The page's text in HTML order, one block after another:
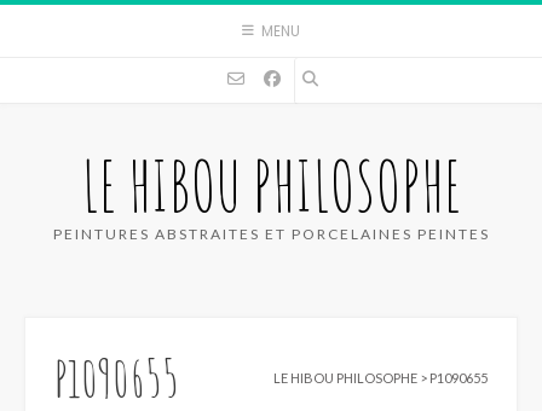
Skip
MENU
LE HIBOU PHILOSOPHE
PEINTURES ABSTRAITES ET PORCELAINES PEINTES
P1090655 LE HIBOU PHILOSOPHE > P1090655